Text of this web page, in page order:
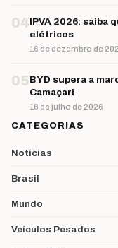
04IPVA 2026: saiba
elétricos
16 de dezembro de
05BYD supera a
Camaçari
16 de julho de 2026
CATEGORIAS
Notícias
Brasil
Mundo
Veículos Pesados